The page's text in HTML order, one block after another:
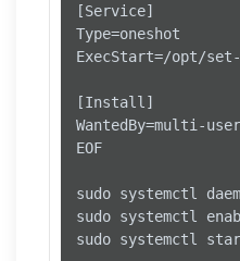
[Service]
Type=oneshot
ExecStart=/opt/
[Install]
WantedBy=multi-
EOF
sudo systemctl
sudo systemctl
sudo systemctl